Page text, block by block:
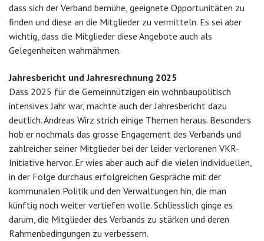
dass sich der Verband bemühe, geeignete Opportunitäten zu
finden und diese an die Mitglieder zu vermitteln. Es sei aber
wichtig, dass die Mitglieder diese Angebote auch als
Gelegenheiten wahrnähmen.
Jahresbericht und Jahresrechnung 2025
Dass 2025 für die Gemeinnützigen ein wohnbaupolitisch
intensives Jahr war, machte auch der Jahresbericht dazu
deutlich. Andreas Wirz strich einige Themen heraus. Besonders
hob er nochmals das grosse Engagement des Verbands und
zahlreicher seiner Mitglieder bei der leider verlorenen VKR-
Initiative hervor. Er wies aber auch auf die vielen individuellen,
in der Folge durchaus erfolgreichen Gespräche mit der
kommunalen Politik und den Verwaltungen hin, die man
künftig noch weiter vertiefen wolle. Schliesslich ginge es
darum, die Mitglieder des Verbands zu stärken und deren
Rahmenbedingungen zu verbessern.